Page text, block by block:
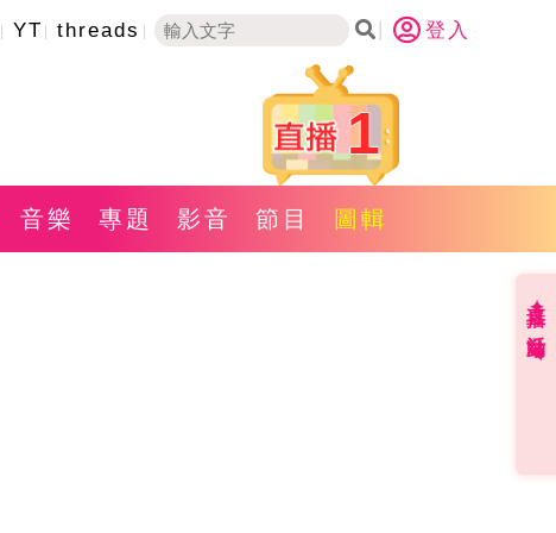
YT threads 登入
1
音樂 專題 影音 節目 圖輯
直播✦活動